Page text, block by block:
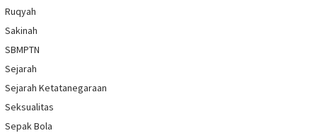
Ruqyah
Sakinah
SBMPTN
Sejarah
Sejarah Ketatanegaraan
Seksualitas
Sepak Bola